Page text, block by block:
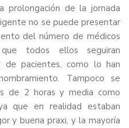
prolongación de la jornada
no se puede presentar
del número de médicos
todos ellos seguiran
de pacientes, como lo han
Tampoco se
de 2 horas y media como
que en realidad estaban
y buena praxi, y la mayoría